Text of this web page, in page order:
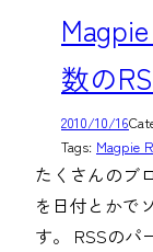
数の
2010/10/16
Tags: Magpie
たくさんのブ
を日付とかで
す。 RSSのパ